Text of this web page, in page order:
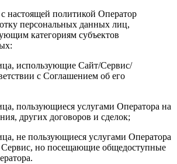
настоящей политикой Оператор
персональных данных лиц,
категориям субъектов
использующие Сайт/Сервис/
с Соглашением об его
пользующиеся услугами Оператора на
других договоров и сделок;
не пользующиеся услугами Оператора
но посещающие общедоступные